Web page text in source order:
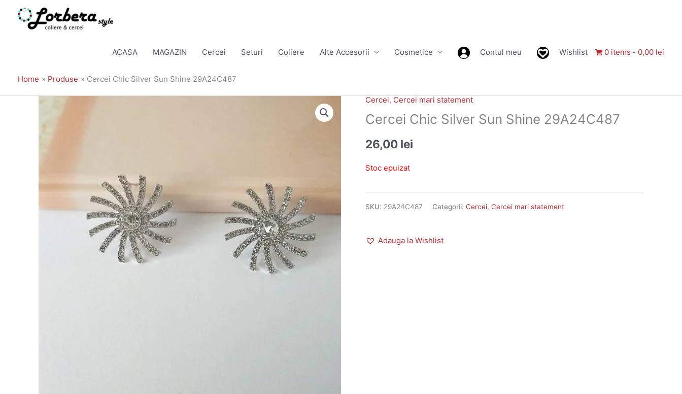
ACASA MAGAZIN Cercei Seturi Coliere Alte Accesorii Cosmetice Contul meu Wishlist 0 items 0,00 lei
Home Produse Cercei Chic Silver Sun Shine 29A24C487
Cercei, Cercei mari statement
Cercei Chic Silver Sun Shine 29A24C487
26,00 lei
Stoc epuizat
SKU: 29A24C487 Categorii: Cercei, Cercei mari statement
Adauga la Wishlist